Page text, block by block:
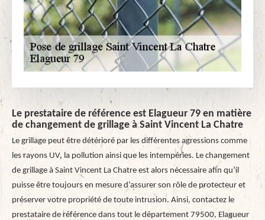
Le prestataire de référence est Elagueur 79 en matière
de changement de grillage à Saint Vincent La Chatre
Le grillage peut être détérioré par les différentes agressions comme
les rayons UV, la pollution ainsi que les intempéries. Le changement
de grillage à Saint Vincent La Chatre est alors nécessaire afin qu’il
puisse être toujours en mesure d’assurer son rôle de protecteur et
préserver votre propriété de toute intrusion. Ainsi, contactez le
prestataire de référence dans tout le département 79500, Elagueur